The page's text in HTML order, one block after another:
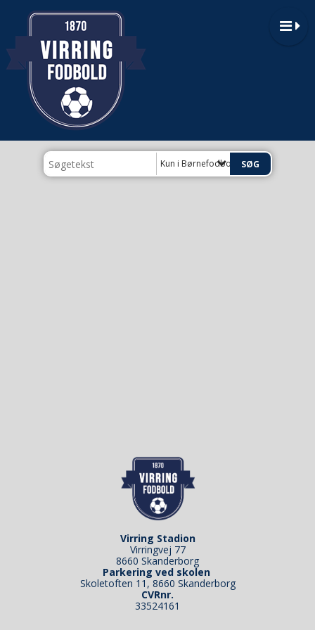
Kun i Børnefodbold
Virring Stadion
Virringvej 77
8660 Skanderborg
Parkering ved skolen
Skoletoften 11, 8660 Skanderborg
CVRnr.
33524161